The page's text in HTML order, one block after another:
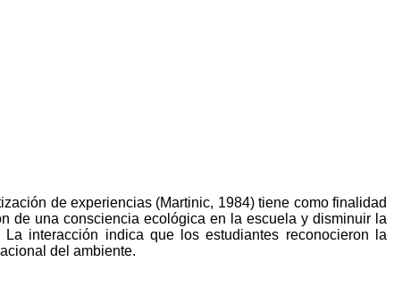
de experiencias (Martinic, 1984) tiene como finalidad
de una consciencia ecológica en la escuela y disminuir la
interacción indica que los estudiantes reconocieron la
del ambiente.